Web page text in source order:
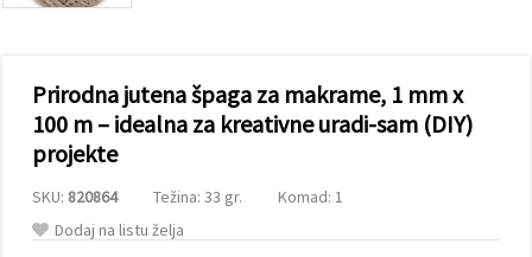
naših
Možete
pristati na
korištenje
kolačića
klikom na
"Prihvati
sve!" Ili
naznačiti
Prirodna jutena špaga za makrame, 1 mm x
100 m – idealna za kreativne uradi-sam (DIY)
projekte
SKU: 820864 Težina: 33 gr.
Komad: 1
Dodaj na listu želja